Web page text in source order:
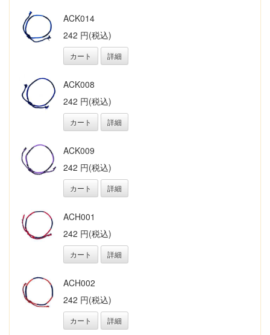
ACK014
242 円(税込)
カート 詳細
ACK008
242 円(税込)
カート 詳細
ACK009
242 円(税込)
カート 詳細
ACH001
242 円(税込)
カート 詳細
ACH002
242 円(税込)
カート 詳細